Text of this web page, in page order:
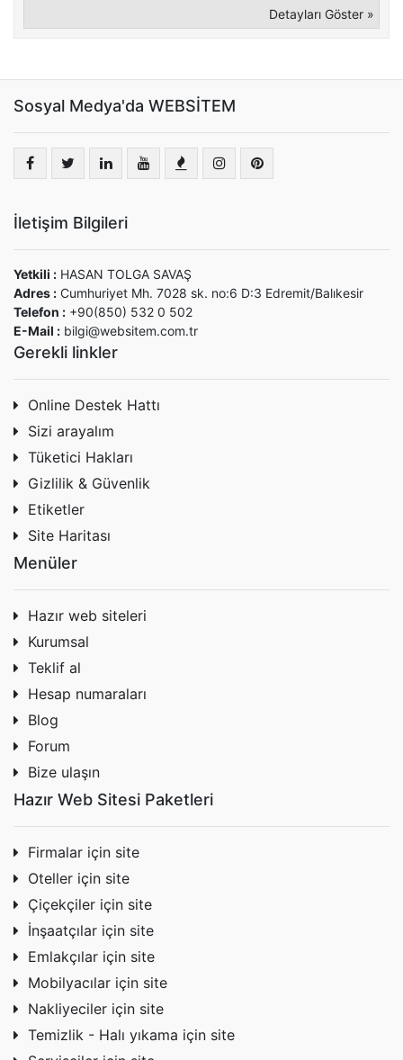
Detayları Göster »
Sosyal Medya'da WEBSİTEM
İletişim Bilgileri
Yetkili : HASAN TOLGA SAVAŞ
Adres : Cumhuriyet Mh. 7028 sk. no:6 D:3 Edremit/Balıkesir
Telefon : +90(850) 532 0 502
E-Mail : bilgi@websitem.com.tr
Gerekli linkler
Online Destek Hattı
Sizi arayalım
Tüketici Hakları
Gizlilik & Güvenlik
Etiketler
Site Haritası
Menüler
Hazır web siteleri
Kurumsal
Teklif al
Hesap numaraları
Blog
Forum
Bize ulaşın
Hazır Web Sitesi Paketleri
Firmalar için site
Oteller için site
Çiçekçiler için site
İnşaatçılar için site
Emlakçılar için site
Mobilyacılar için site
Nakliyeciler için site
Temizlik - Halı yıkama için site